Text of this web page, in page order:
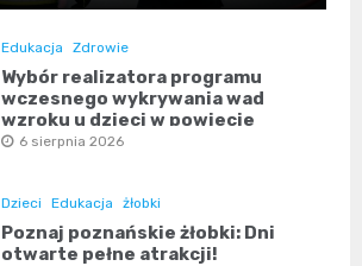
Edukacja Zdrowie
Wybór realizatora programu
wczesnego wykrywania wad
wzroku u dzieci w powiecie
poznańskim
6 sierpnia 2026
Dzieci Edukacja żłobki
Poznaj poznańskie żłobki: Dni
otwarte pełne atrakcji!